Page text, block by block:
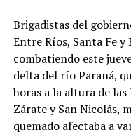
Brigadistas del
Entre Ríos, Santa Fe y
combatiendo este
delta del río Paraná,
horas a la altura de las
Zárate y San Nicolás,
quemado afectaba a